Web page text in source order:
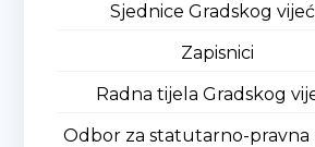
Sjednice Gradskog
Zapisnici
Radna tijela Gradskog
Odbor za statutarno-pravna